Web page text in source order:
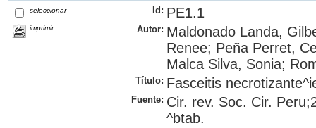
seleccionar
imprimir
Id: PE1.1
Autor: Maldonado Landa,
Renee; Peña Perret,
Malca Silva, Sonia;
Título: Fasceitis
Fuente: Cir. rev. Soc. Cir.
^btab.